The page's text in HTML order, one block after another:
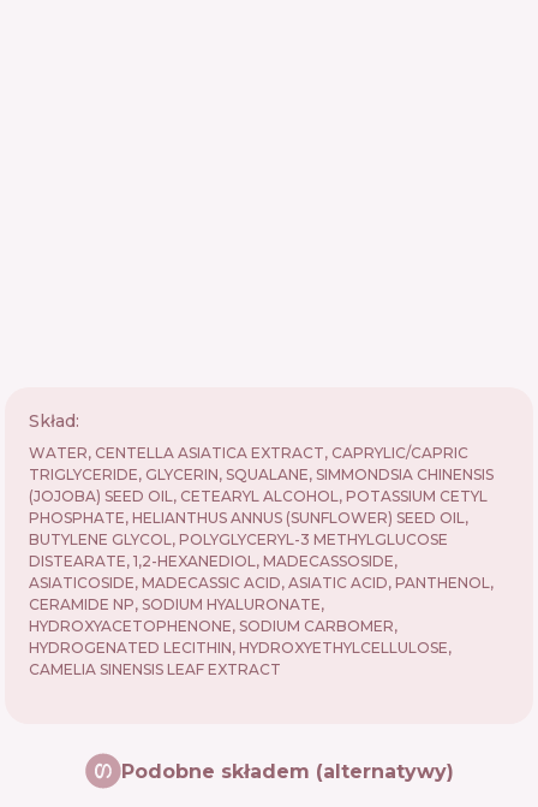
Skład:
WATER, CENTELLA ASIATICA EXTRACT, CAPRYLIC/CAPRIC
TRIGLYCERIDE, GLYCERIN, SQUALANE, SIMMONDSIA CHINENSIS
(JOJOBA) SEED OIL, CETEARYL ALCOHOL, POTASSIUM CETYL
PHOSPHATE, HELIANTHUS ANNUS (SUNFLOWER) SEED OIL,
BUTYLENE GLYCOL, POLYGLYCERYL-3 METHYLGLUCOSE
DISTEARATE, 1,2-HEXANEDIOL, MADECASSOSIDE,
ASIATICOSIDE, MADECASSIC ACID, ASIATIC ACID, PANTHENOL,
CERAMIDE NP, SODIUM HYALURONATE,
HYDROXYACETOPHENONE, SODIUM CARBOMER,
HYDROGENATED LECITHIN, HYDROXYETHYLCELLULOSE,
CAMELIA SINENSIS LEAF EXTRACT
Podobne składem (alternatywy)